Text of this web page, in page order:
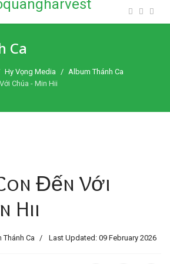
Ca
Hy Vọng Media
Album Thánh Ca
Chúa - Min Hii
Đến Với
Hii
Thánh Ca Last Updated: 09 February 2026